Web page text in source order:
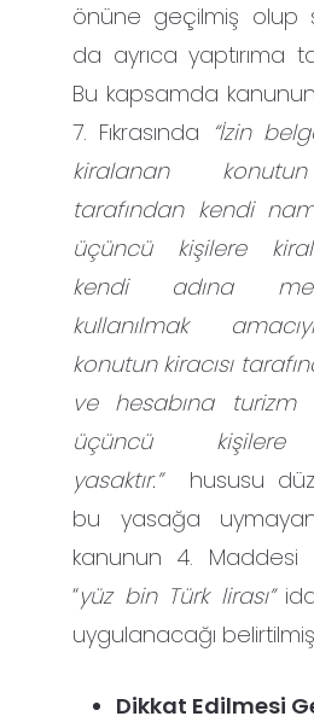
önüne geçilmiş olup
da ayrıca yaptırıma
Bu kapsamda
7. Fıkrasında “İzin
kiralanan konutun
tarafından kendi
üçüncü kişilere
kendi adına
kullanılmak
konutun kiracısı
ve hesabına turizm
üçüncü kişilere
yasaktır.” hususu
bu yasağa
kanunun 4. Maddesi
“yüz bin Türk lirası”
uygulanacağı
Dikkat Edilmesi